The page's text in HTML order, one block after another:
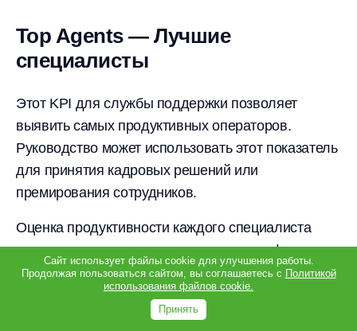
Top Agents — Лучшие
специалисты
Этот KPI для службы поддержки позволяет
выявить самых продуктивных операторов.
Руководство может использовать этот показатель
для принятия кадровых решений или
премирования сотрудников.
Оценка продуктивности каждого специалиста
в отдельности позволяет создать атмосферу
здоровой конкуренции и выявить тех, кому нужна
дополнительная мотивация.
Полезные материалы
Дважды в месяц о развитии сервиса, техподдержки и выездного
Подписаться
Сайт использует файлы cookie для улучшения работы.
Продолжая пользоваться сайтом, вы соглашаетесь с Политикой
использования файлов cookie.
Принять